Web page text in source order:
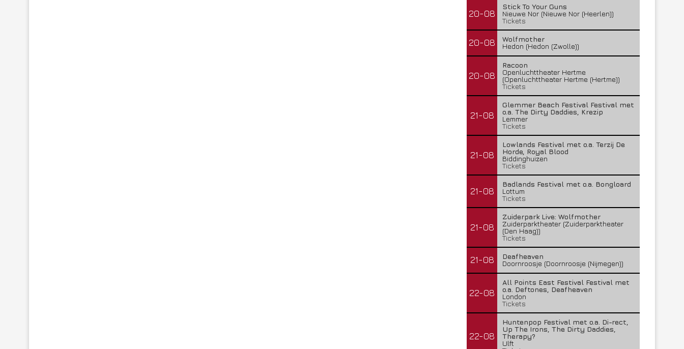
20-08
Stick To Your Guns
Nieuwe Nor (Nieuwe Nor (Heerlen))
Tickets
20-08
Wolfmother
Hedon (Hedon (Zwolle))
20-08
Racoon
Openluchttheater Hertme
(Openluchttheater Hertme (Hertme))
Tickets
21-08
Glemmer Beach Festival Festival met
o.a. The Dirty Daddies, Krezip
Lemmer
Tickets
21-08
Lowlands Festival met o.a. Terzij De
Horde, Royal Blood
Biddinghuizen
Tickets
21-08
Badlands Festival met o.a. Bongloard
Lottum
Tickets
21-08
Zuiderpark Live: Wolfmother
Zuiderparktheater (Zuiderparktheater
(Den Haag))
Tickets
21-08
Deafheaven
Doornroosje (Doornroosje (Nijmegen))
22-08
All Points East Festival Festival met
o.a. Deftones, Deafheaven
London
Tickets
22-08
Huntenpop Festival met o.a. Di-rect,
Up The Irons, The Dirty Daddies,
Therapy?
Ulft